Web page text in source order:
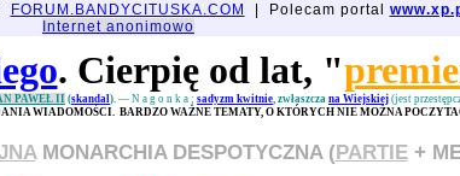
FORUM.BANDYCITUSKA.COM | Polecam portal
Internet anonimowo
. Cierpię od lat, "
PAWEŁ II (skandal). — Nagonka ; sadyzm kwitnie, zwłaszcza na Wiejskiej (jest
WIADOMOŚCI. BARDZO WAŻNE TEMATY, O KTÓRYCH NIE MOŻNA
MONARCHIA DESPOTYCZNA (PARTIE+